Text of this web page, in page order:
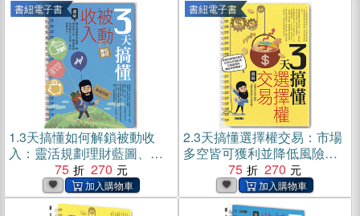
書紐電子書
1.3天搞懂如何解鎖被動收
入：靈活規劃理財藍圖、善
用投資工具，創造穩健的被
動收入來源，提早財務自
由！(電子書)
75 270
書紐電子書
2.3天搞懂選擇權交易：市場
多空皆可獲利並降低風險的
交易策略！(電子書)
75 270